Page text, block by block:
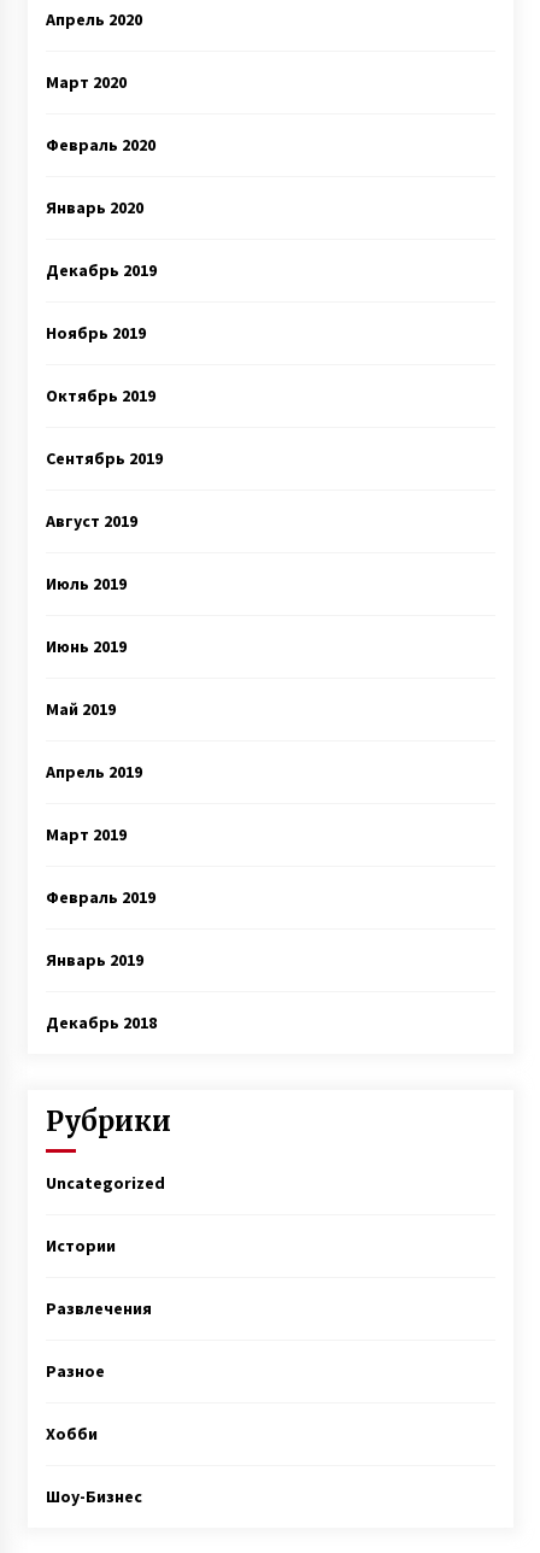
Апрель 2020
Март 2020
Февраль 2020
Январь 2020
Декабрь 2019
Ноябрь 2019
Октябрь 2019
Сентябрь 2019
Август 2019
Июль 2019
Июнь 2019
Май 2019
Апрель 2019
Март 2019
Февраль 2019
Январь 2019
Декабрь 2018
Рубрики
Uncategorized
Истории
Развлечения
Разное
Хобби
Шоу-Бизнес